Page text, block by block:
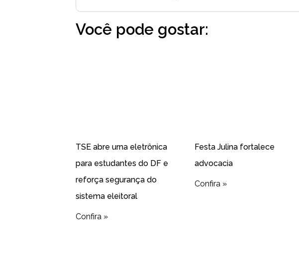
Você pode gostar:
TSE abre urna eletrônica
para estudantes do DF e
reforça segurança do
sistema eleitoral
Confira »
Festa Julina fortalece
advocacia
Confira »